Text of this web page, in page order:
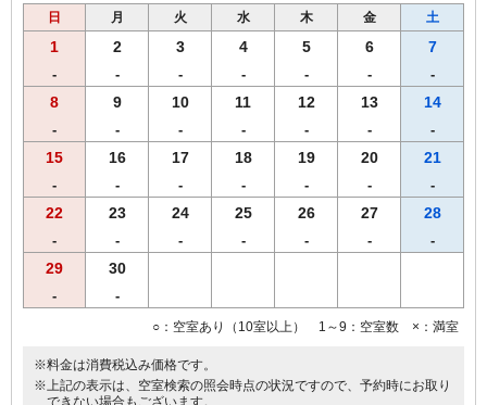
尚、衛生管理上3泊毎に通常清掃をいたします。
※ご予定の変更により1泊の場合は、通常料金となります。
●朝食のご案内
会場：2階レストラン、 時間： 6：30～9：10
■福岡市条例により2020年4月1日宿泊者1人1泊につき，以下のとおり
となります。
宿泊料金2万円未満 200円（うち県税50円）
※福岡市宿泊税はプラン料金に含まれておりません。
日 月 火 水 木 金 土
1
-
2
-
3
-
4
-
5
-
6
-
7
-
8
-
9
-
10
-
11
-
12
-
13
-
14
-
15
-
16
-
17
-
18
-
19
-
20
-
21
-
22
-
23
-
24
-
25
-
26
-
27
-
28
-
29
-
30
-
○：空室あり（10室以上） 1～9：空室数 ×：満室
※料金は消費税込み価格です。
※上記の表示は、空室検索の照会時点の状況ですので、予約時にお取り
できない場合もございます。